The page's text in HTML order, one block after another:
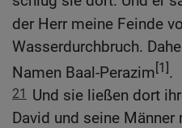
der Herr meine Feinde
Wasserdurchbruch.
Namen Baal-Perazim[1].
21 Und sie ließen dort
David und seine